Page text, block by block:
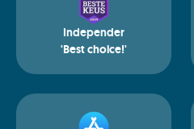
Independer
'Best choice!'